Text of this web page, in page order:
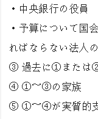
・中央銀行の役員
・予算について国
ればならない法人
③ 過去に①または
④ ①～③の家族
⑤ ①～④が実質的